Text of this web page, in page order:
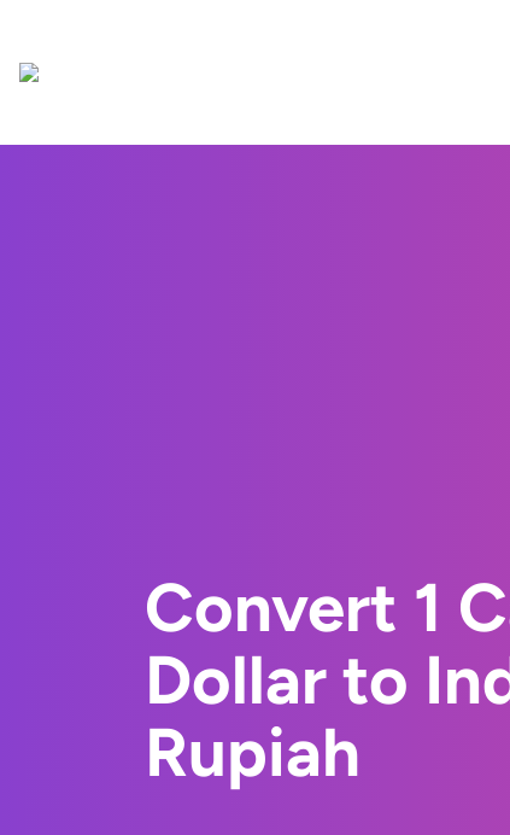
Convert 1
Dollar to
Rupiah